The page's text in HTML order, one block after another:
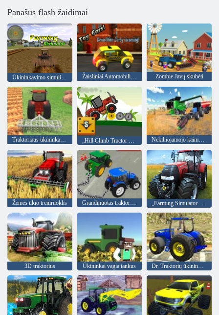
Panašūs flash žaidimai
Ūkininkavimo simuliatorius Žaisliniai Automobiliai! Griovimo Derby Priimamojo! Zombie Javų skubėti
Traktoriaus ūkininkavimo simuliatorius Nekilnojamojo kaimo traktoriaus ūkininkavimo simuliatorius 2020
Žemės ūkio treniruoklis Grandinuotas traktoriaus vilkimo treniruoklis „Farming Simulator Game 2020“
3D traktorius Ūkininkai vagia tankus Dr. Traktorių ūkininkavimas